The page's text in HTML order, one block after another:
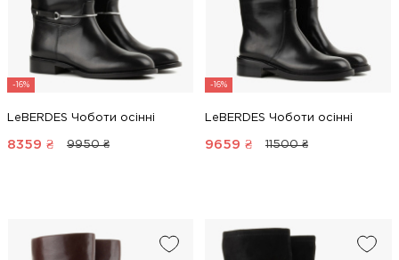
-16%
LeBERDES Чоботи осінні
8359 ₴ 9950 ₴
-16%
LeBERDES Чоботи осінні
9659 ₴ 11500 ₴